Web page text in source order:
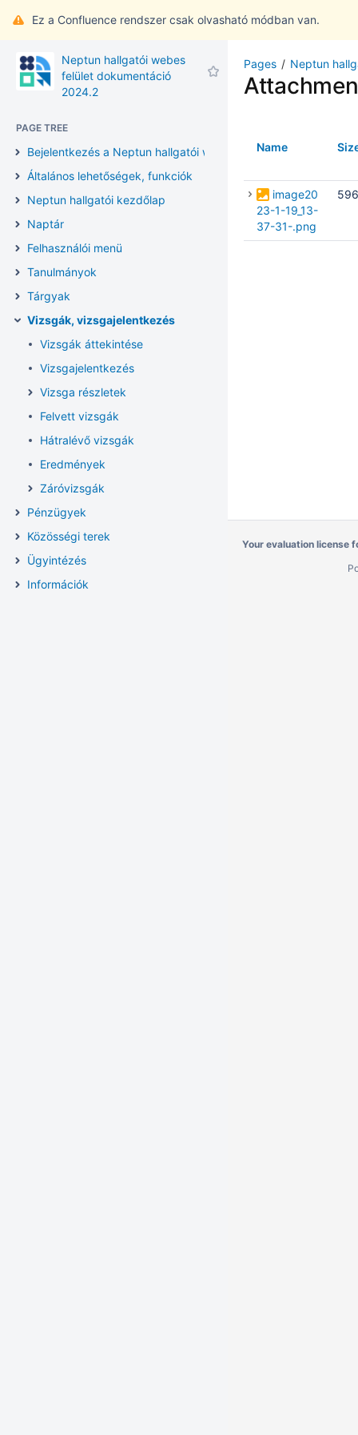
Ez a Confluence rendszer csak olvasható módban van.
Neptun hallgatói webes
felület dokumentáció
2024.2
PAGE TREE
Bejelentkezés a Neptun hallgatói webes felületre
Általános lehetőségek, funkciók
Neptun hallgatói kezdőlap
Naptár
Felhasználói menü
Tanulmányok
Tárgyak
Vizsgák, vizsgajelentkezés
Vizsgák áttekintése
Vizsgajelentkezés
Vizsga részletek
Felvett vizsgák
Hátralévő vizsgák
Eredmények
Záróvizsgák
Pénzügyek
Közösségi terek
Ügyintézés
Információk
Pages Neptun
Name
image20
23-1-19_13-
37-31-.png
Your evaluation license